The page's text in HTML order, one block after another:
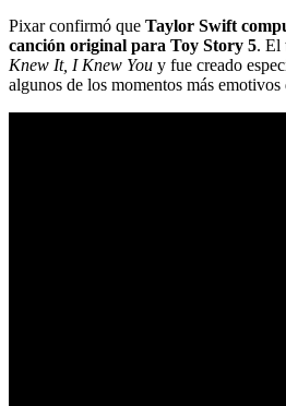
Pixar confirmó que Taylor Swift
canción original para Toy Story 5. El
Knew It, I Knew You y fue creado
algunos de los momentos más